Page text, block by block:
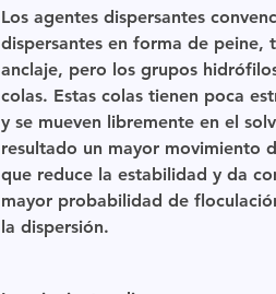
Los agentes dispersantes
dispersantes en forma de peine,
anclaje, pero los grupos
colas. Estas colas tienen poca
y se mueven libremente en el
resultado un mayor movimiento
que reduce la estabilidad y da
mayor probabilidad de
la dispersión.